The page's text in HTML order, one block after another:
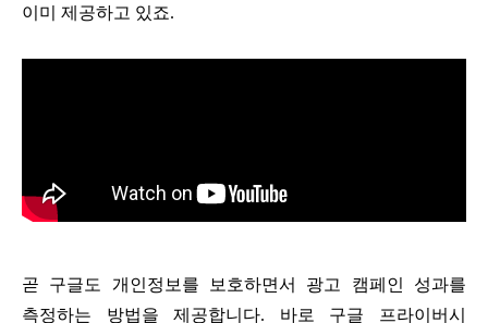
이미 제공하고 있죠.
곧 구글도 개인정보를 보호하면서 광고 캠페인 성과를
측정하는 방법을 제공합니다. 바로 구글 프라이버시